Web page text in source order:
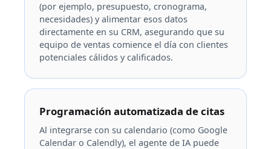
(por ejemplo, presupuesto, cronograma,
necesidades) y alimentar esos datos
directamente en su CRM, asegurando que su
equipo de ventas comience el día con clientes
potenciales cálidos y calificados.
Programación automatizada de citas
Al integrarse con su calendario (como Google
Calendar o Calendly), el agente de IA puede